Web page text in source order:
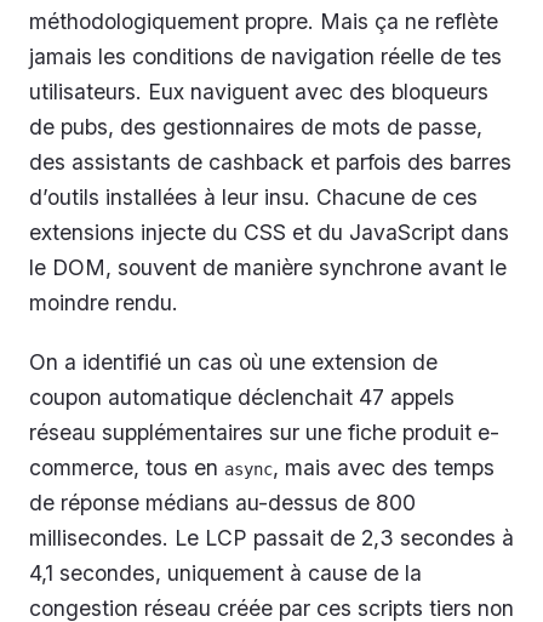
méthodologiquement propre. Mais ça ne reflète
jamais les conditions de navigation réelle de tes
utilisateurs. Eux naviguent avec des bloqueurs
de pubs, des gestionnaires de mots de passe,
des assistants de cashback et parfois des barres
d’outils installées à leur insu. Chacune de ces
extensions injecte du CSS et du JavaScript dans
le DOM, souvent de manière synchrone avant le
moindre rendu.
On a identifié un cas où une extension de
coupon automatique déclenchait 47 appels
réseau supplémentaires sur une fiche produit e-
commerce, tous en async, mais avec des temps
de réponse médians au-dessus de 800
millisecondes. Le LCP passait de 2,3 secondes à
4,1 secondes, uniquement à cause de la
congestion réseau créée par ces scripts tiers non